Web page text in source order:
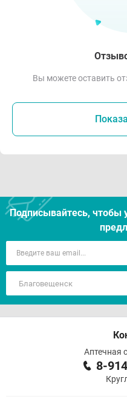
Вы можете оставить
Подписывайтесь, чтобы
Аптечная
8-